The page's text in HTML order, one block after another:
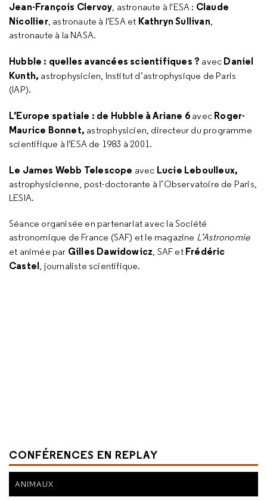
Jean-François Clervoy, astronaute à l'ESA ; Claude
Nicollier, astronaute à l'ESA et Kathryn Sullivan,
astronaute à la NASA.
Hubble : quelles avancées scientifiques ? avec Daniel
Kunth, astrophysicien, Institut d’astrophysique de Paris
(IAP).
L’Europe spatiale : de Hubble à Ariane 6 avec Roger-
Maurice Bonnet, astrophysicien, directeur du programme
scientifique à l'ESA de 1983 à 2001.
Le James Webb Telescope avec Lucie Leboulleux,
astrophysicienne, post-doctorante à l’Observatoire de Paris,
LESIA.
Séance organisée en partenariat avec la Société
astronomique de France (SAF) et le magazine L’Astronomie
et animée par Gilles Dawidowicz, SAF et Frédéric
Castel, journaliste scientifique.
CONFÉRENCES EN REPLAY
ANIMAUX